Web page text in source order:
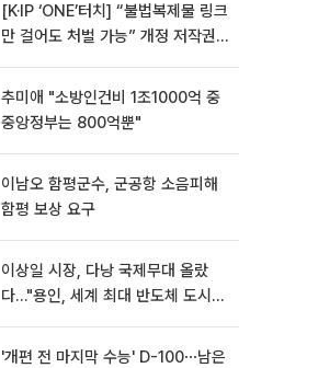
[K·IP ‘ONE’터치] “불법복제물 링크
만 걸어도 처벌 가능” 개정 저작권
추미애 "소방인건비 1조1000억 중
중앙정부는 800억뿐"
이남오 함평군수, 군공항 소음피해
함평 보상 요구
이상일 시장, 다낭 국제무대 올랐
다…"용인, 세계 최대 반도체 도시
'개편 전 마지막 수능' D-100⋯남은